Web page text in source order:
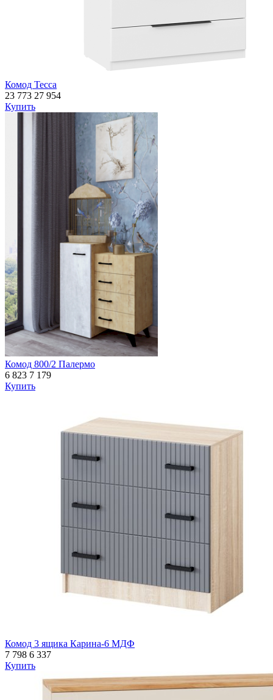
Комод Тесса
23 773 27 954
Купить
Комод 800/2 Палермо
6 823 7 179
Купить
Комод 3 ящика Карина-6 МДФ
7 798 6 337
Купить